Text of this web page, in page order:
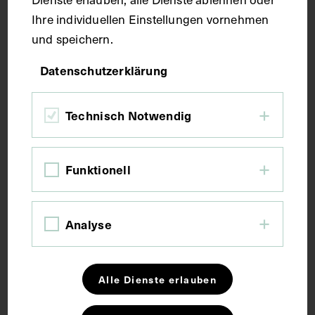
Technik
Bildmaß 11,7 x 16 cm
Seitenblatt 32,7 x 45 cm
Kurzbeschreibung
Digitalisate des Albums: Reiner Riedler.
Schlagwörter
Ihre individuellen Einstellungen vornehmen
und speichern.
Datenschutzerklärung
Technisch Notwendig
Funktionell
Analyse
Alle Dienste erlauben